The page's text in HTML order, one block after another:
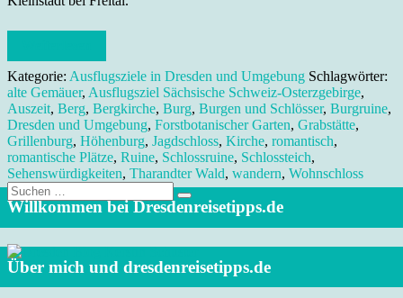
Kategorie: Ausflugsziele in Dresden und Umgebung Schlagwörter:
alte Gemäuer, Ausflugsziel Sächsische Schweiz-Osterzgebirge,
Auszeit, Berg, Bergkirche, Burg, Burgen und Schlösser, Burgruine,
Dresden und Umgebung, Forstbotanischer Garten, Grabstätte,
Grillenburg, Höhenburg, Jagdschloss, Kirche, romantisch,
romantische Plätze, Ruine, Schlossruine, Schlossteich,
Sehenswürdigkeiten, Tharandter Wald, wandern, Wohnschloss
Suche
nach:
Willkommen bei Dresdenreisetipps.de
Über mich und dresdenreisetipps.de